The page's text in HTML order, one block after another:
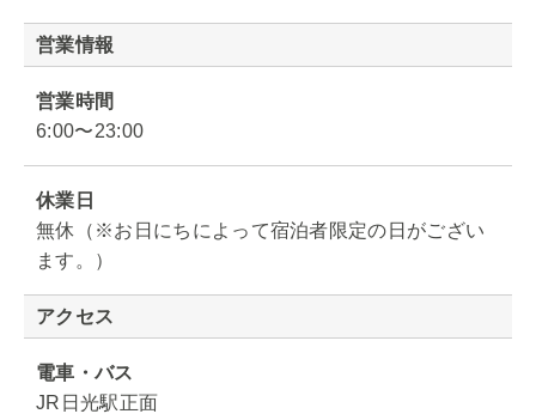
営業情報
営業時間
6:00〜23:00
休業日
無休（※お日にちによって宿泊者限定の日がござい
ます。）
アクセス
電車・バス
JR日光駅正面